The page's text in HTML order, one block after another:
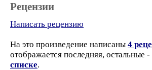
Рецензии
Написать рецензию
На это произведение написаны 4
отображается последняя, остальные -
списке.